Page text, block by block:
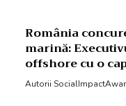
România
marină:
offshore cu o
Autorii